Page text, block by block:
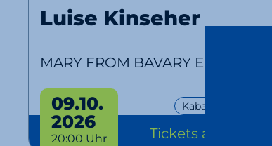
Luise Kinseher
MARY FROM BAVARY Endlich
Kabarett
09.10.
2026
20:00 Uhr Tickets ab 28,90 €